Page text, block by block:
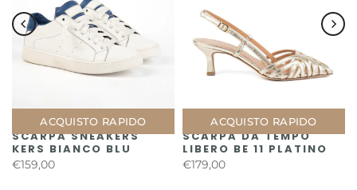
ACQUISTO RAPIDO
SCARPA SNEAKERS
KERS BIANCO BLU
€159,00
ACQUISTO RAPIDO
SCARPA DA TEMPO
LIBERO BE 11 PLATINO
€179,00